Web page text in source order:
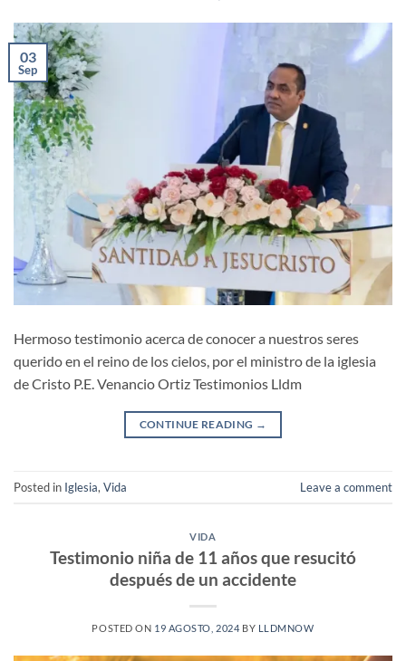
03
Sep
Hermoso testimonio acerca de conocer a nuestros seres
querido en el reino de los cielos, por el ministro de la iglesia
de Cristo P.E. Venancio Ortiz Testimonios Lldm
CONTINUE READING →
Posted in Iglesia, Vida Leave a comment
VIDA
Testimonio niña de 11 años que resucitó
después de un accidente
POSTED ON 19 AGOSTO, 2024 BY LLDMNOW